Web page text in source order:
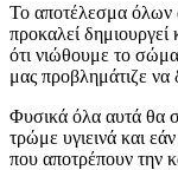
Το αποτέλεσμα όλων
προκαλεί
ότι νιώθουμε το
μας προβλημάτιζε
Φυσικά όλα αυτά θα
τρώμε υγιεινά και
που αποτρέπουν την